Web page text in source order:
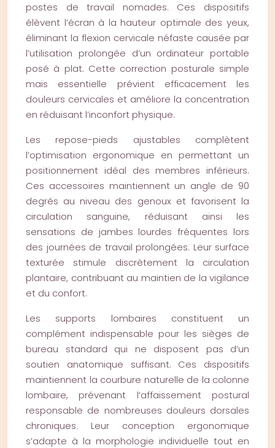
postes de travail nomades. Ces dispositifs
élèvent l’écran à la hauteur optimale des yeux,
éliminant la flexion cervicale néfaste causée par
l’utilisation prolongée d’un ordinateur portable
posé à plat. Cette correction posturale simple
mais essentielle prévient efficacement les
douleurs cervicales et améliore la concentration
en réduisant l’inconfort physique.
Les repose-pieds ajustables complètent
l’optimisation ergonomique en permettant un
positionnement idéal des membres inférieurs.
Ces accessoires maintiennent un angle de 90
degrés au niveau des genoux et favorisent la
circulation sanguine, réduisant ainsi les
sensations de jambes lourdes fréquentes lors
des journées de travail prolongées. Leur surface
texturée stimule discrètement la circulation
plantaire, contribuant au maintien de la vigilance
et du confort.
Les supports lombaires constituent un
complément indispensable pour les sièges de
bureau standard qui ne disposent pas d’un
soutien anatomique suffisant. Ces dispositifs
maintiennent la courbure naturelle de la colonne
lombaire, prévenant l’affaissement postural
responsable de nombreuses douleurs dorsales
chroniques. Leur conception ergonomique
s’adapte à la morphologie individuelle tout en